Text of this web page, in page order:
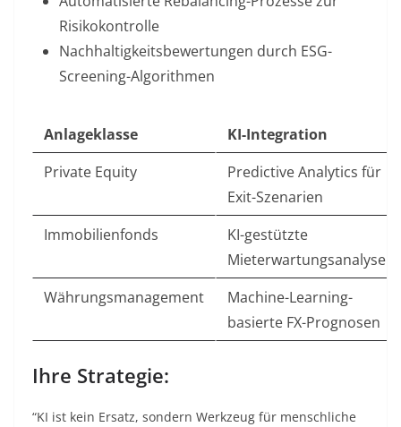
Risikokontrolle
Nachhaltigkeitsbewertungen durch ESG-
Screening-Algorithmen
Anlageklasse
KI-Integration
Private Equity
Predictive Analytics für
Exit-Szenarien
Immobilienfonds
KI-gestützte
Mieterwartungsanalysen
Währungsmanagement
Machine-Learning-
basierte FX-Prognosen
Ihre Strategie:
“KI ist kein Ersatz, sondern Werkzeug für menschliche